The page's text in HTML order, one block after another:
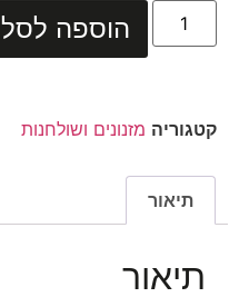
הוספה לסל
קטגוריה מזנונים ושולחנות
תיאור
תיאור